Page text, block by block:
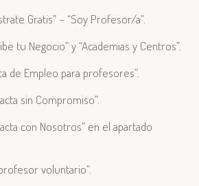
Gratis” – “Soy Profesor/a”.
tu Negocio” y “Academias y Centros”.
de Empleo para profesores”.
sin Compromiso”.
con Nosotros” en el apartado
voluntario”.